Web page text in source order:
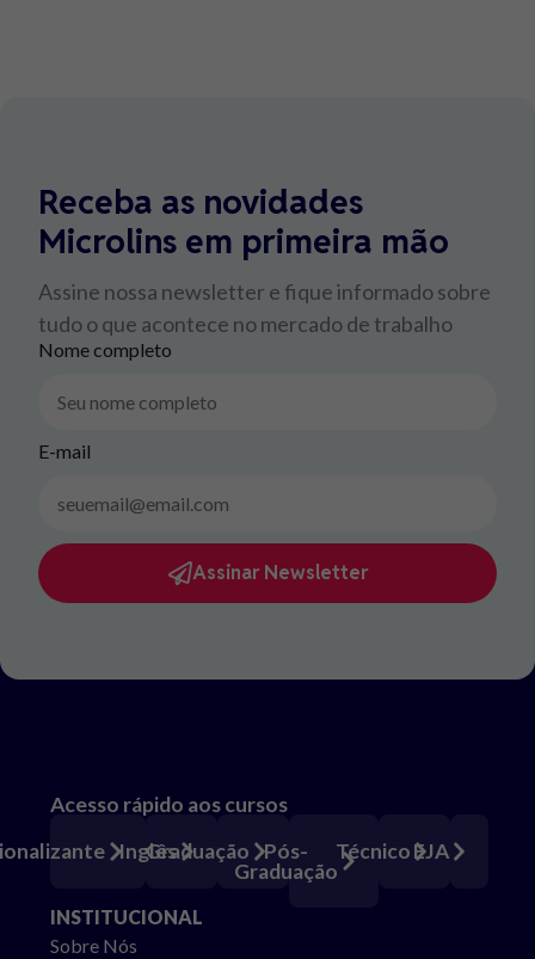
Receba as novidades
Microlins em primeira mão
Assine nossa newsletter e fique informado sobre
tudo o que acontece no mercado de trabalho
Nome completo
E-mail
Assinar Newsletter
Acesso rápido aos cursos
Inglês
Graduação
Pós-
Graduação
TécnicoEJA
INSTITUCIONAL
Sobre Nós